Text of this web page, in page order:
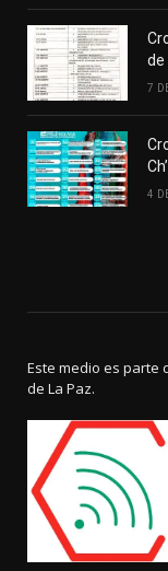
de
7
4
Este medio es parte
de La Paz.